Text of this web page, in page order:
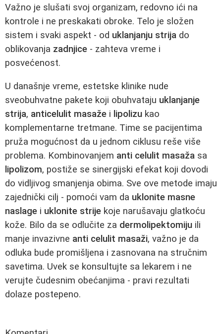
Važno je slušati svoj organizam, redovno ići na
kontrole i ne preskakati obroke. Telo je složen
sistem i svaki aspekt - od uklanjanju strija do
oblikovanja zadnjice - zahteva vreme i
posvećenost.
U današnje vreme, estetske klinike nude
sveobuhvatne pakete koji obuhvataju uklanjanje
strija, anticelulit masaže i lipolizu kao
komplementarne tretmane. Time se pacijentima
pruža mogućnost da u jednom ciklusu reše više
problema. Kombinovanjem anti celulit masaža sa
lipolizom, postiže se sinergijski efekat koji dovodi
do vidljivog smanjenja obima. Sve ove metode imaju
zajednički cilj - pomoći vam da uklonite masne
naslage i uklonite strije koje narušavaju glatkoću
kože. Bilo da se odlučite za dermolipektomiju ili
manje invazivne anti celulit masaži, važno je da
odluka bude promišljena i zasnovana na stručnim
savetima. Uvek se konsultujte sa lekarem i ne
verujte čudesnim obećanjima - pravi rezultati
dolaze postepeno.